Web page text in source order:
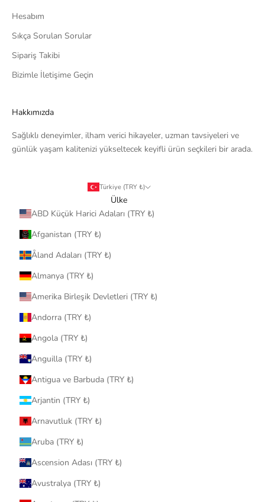
Hesabım
Sıkça Sorulan Sorular
Sipariş Takibi
Bizimle İletişime Geçin
Hakkımızda
Sağlıklı deneyimler, ilham verici hikayeler, uzman tavsiyeleri ve
günlük yaşam kalitenizi yükseltecek keyifli ürün seçkileri bir arada.
Türkiye (TRY ₺)
Ülke
ABD Küçük Harici Adaları (TRY ₺)
Afganistan (TRY ₺)
Åland Adaları (TRY ₺)
Almanya (TRY ₺)
Amerika Birleşik Devletleri (TRY ₺)
Andorra (TRY ₺)
Angola (TRY ₺)
Anguilla (TRY ₺)
Antigua ve Barbuda (TRY ₺)
Arjantin (TRY ₺)
Arnavutluk (TRY ₺)
Aruba (TRY ₺)
Ascension Adası (TRY ₺)
Avustralya (TRY ₺)